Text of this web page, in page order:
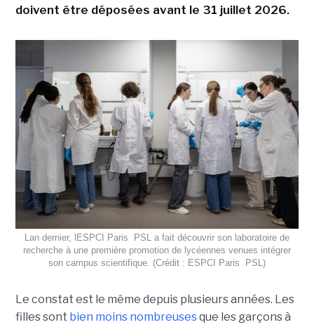
doivent être déposées avant le 31 juillet 2026.
Lan dernier, lESPCI Paris  PSL a fait découvrir son laboratoire de
recherche à une première promotion de lycéennes venues intégrer
son campus scientifique. (Crédit : ESPCI Paris  PSL)
Le constat est le même depuis plusieurs années. Les
filles sont bien moins nombreusesque les garçons à